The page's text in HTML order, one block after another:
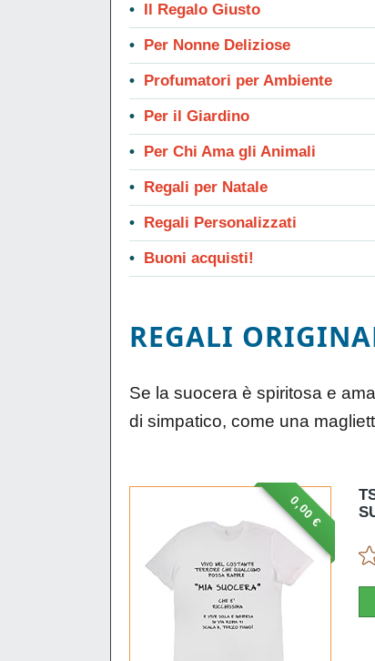
Il Regalo Giusto
Per Nonne Deliziose
Profumatori per Ambiente
Per il Giardino
Per Chi Ama gli Animali
Regali per Natale
Regali Personalizzati
Buoni acquisti!
REGALI
Se la suocera è spiritosa e
di simpatico, come una
0,00 €